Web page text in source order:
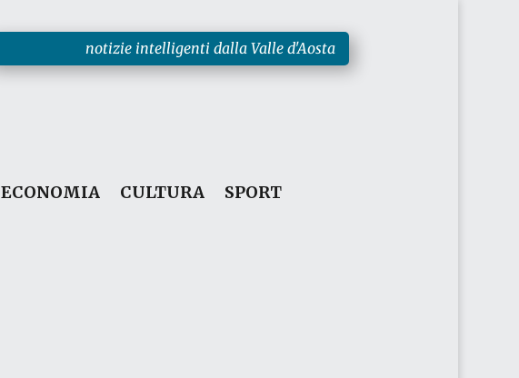
notizie intelligenti dalla Valle d'Aosta
ECONOMIA CULTURA SPORT